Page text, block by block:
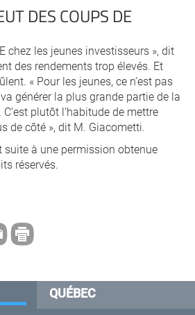
DES COUPS DE
chez les jeunes investisseurs », dit
des rendements trop élevés. Et
« Pour les jeunes, ce n’est pas
générer la plus grande partie de la
plutôt l’habitude de mettre
de côté », dit M. Giacometti.
suite à une permission obtenue
réservés.
QUÉBEC